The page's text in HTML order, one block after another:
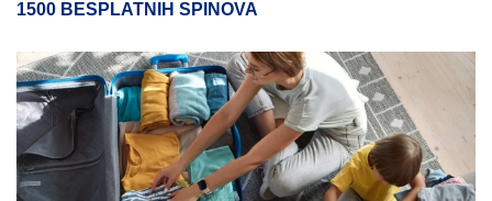
1500 BESPLATNIH SPINOVA